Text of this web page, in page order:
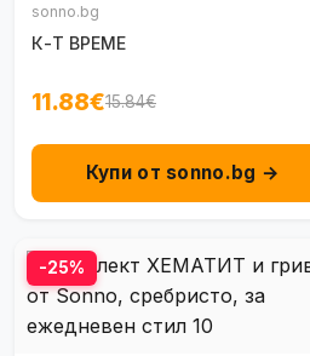
sonno.bg
К-Т ВРЕМЕ
11.88€15.84€
Купи от sonno.bg →
-25%